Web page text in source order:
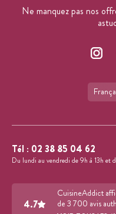
Ne manquez pas nos
Tél : 02 38 85 04 62
Du lundi au vendredi de 9h à 13h et
4.7
CuisineAddict
de 3 700 avis